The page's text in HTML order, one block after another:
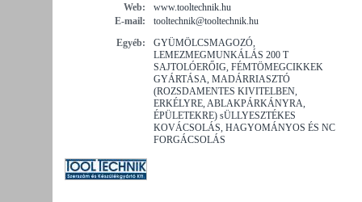
Web:
www.tooltechnik.hu
E-mail:
tooltechnik@tooltechnik.hu
Egyéb:
GYÜMÖLCSMAGOZÓ,
LEMEZMEGMUNKÁLÁS 200 T
SAJTOLÓERŐIG, FÉMTÖMEGCIKKEK
GYÁRTÁSA, MADÁRRIASZTÓ
(ROZSDAMENTES KIVITELBEN,
ERKÉLYRE, ABLAKPÁRKÁNYRA,
ÉPÜLETEKRE) sÜLLYESZTÉKES
KOVÁCSOLÁS, HAGYOMÁNYOS ÉS NC
FORGÁCSOLÁS